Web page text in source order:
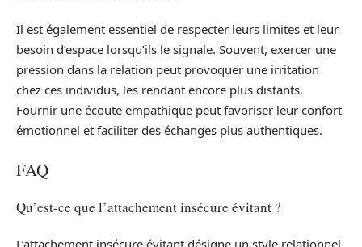
Il est également essentiel de respecter leurs limites et leur
besoin d’espace lorsqu’ils le signale. Souvent, exercer une
pression dans la relation peut provoquer une irritation
chez ces individus, les rendant encore plus distants.
Fournir une écoute empathique peut favoriser leur confort
émotionnel et faciliter des échanges plus authentiques.
FAQ
Qu’est-ce que l’attachement insécure évitant ?
L’attachement insécure évitant désigne un style relationnel